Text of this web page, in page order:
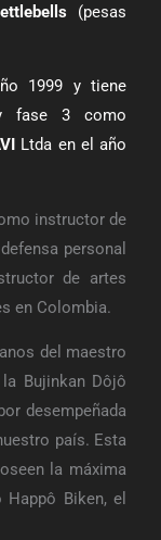
(pesas
1999 y tiene
fase 3 como
Ltda en el año
instructor de
personal
de artes
en Colombia.
del maestro
Bujinkan Dôjô
desempeñada
país. Esta
la máxima
Biken, el